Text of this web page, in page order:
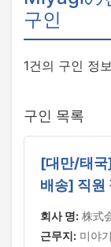
구인
1건의 구인 정
구인 목록
[대만/태국
배송] 직원
회사 명: 株式
근무지: 미야